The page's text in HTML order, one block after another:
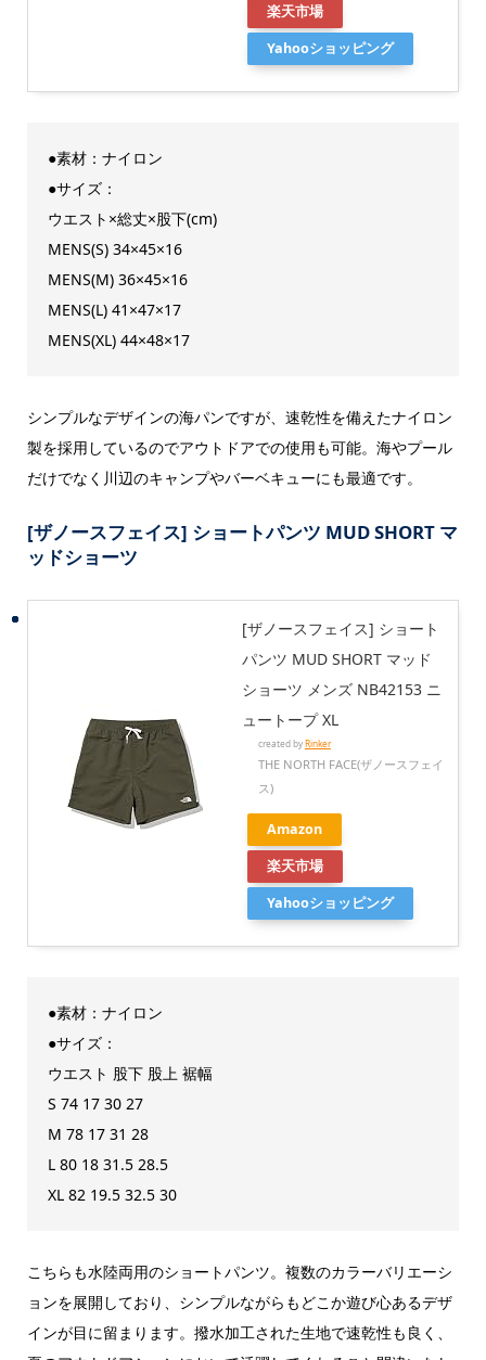
楽天市場
Yahooショッピング
●素材：ナイロン
●サイズ：
ウエスト×総丈×股下(cm)
MENS(S) 34×45×16
MENS(M) 36×45×16
MENS(L) 41×47×17
MENS(XL) 44×48×17
シンプルなデザインの海パンですが、速乾性を備えたナイロン
製を採用しているのでアウトドアでの使用も可能。海やプール
だけでなく川辺のキャンプやバーベキューにも最適です。
[ザノースフェイス] ショートパンツ MUD SHORT マ
ッドショーツ
[ザノースフェイス] ショート
パンツ MUD SHORT マッド
ショーツ メンズ NB42153 ニ
ュートープ XL
created byRinker
THE NORTH FACE(ザノースフェイ
ス)
Amazon
楽天市場
Yahooショッピング
●素材：ナイロン
●サイズ：
ウエスト 股下 股上 裾幅
S 74 17 30 27
M 78 17 31 28
L 80 18 31.5 28.5
XL 82 19.5 32.5 30
こちらも水陸両用のショートパンツ。複数のカラーバリエーシ
ョンを展開しており、シンプルながらもどこか遊び心あるデザ
インが目に留まります。撥水加工された生地で速乾性も良く、